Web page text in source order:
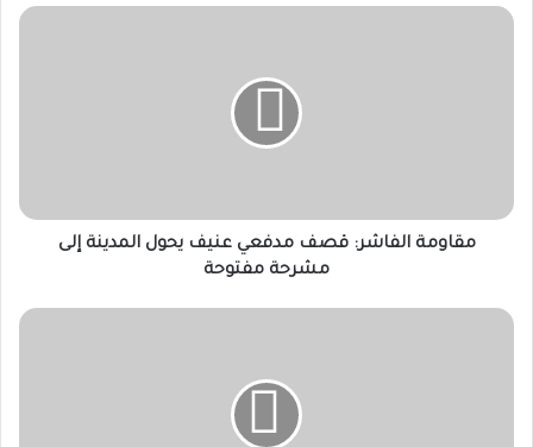
مقاومة
مشرحة
مفتوحةمقاومة الفاشر: قصف مدفعي عنيف يحول المدينة إلى
مشرحة مفتوحة
إعلام